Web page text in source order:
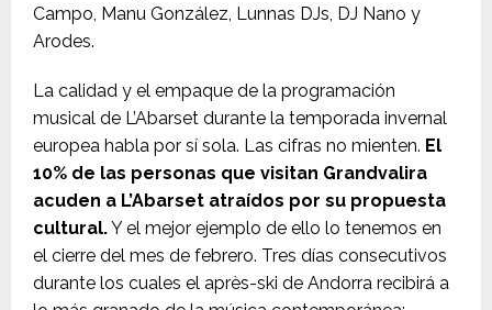
Campo, Manu González, Lunnas DJs, DJ Nano y
Arodes.
La calidad y el empaque de la programación
musical de L’Abarset durante la temporada invernal
europea habla por sí sola. Las cifras no mienten. El
10% de las personas que visitan Grandvalira
acuden a L’Abarset atraídos por su propuesta
cultural.Y el mejor ejemplo de ello lo tenemos en
el cierre del mes de febrero. Tres días consecutivos
durante los cuales el après-ski de Andorra recibirá a